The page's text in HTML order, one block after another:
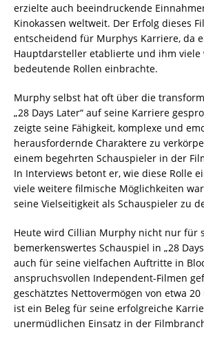
erzielte auch beeindruckende
Kinokassen weltweit. Der Erfolg dieses
entscheidend für Murphys Karriere, da
Hauptdarsteller etablierte und ihm viele
bedeutende Rollen einbrachte.
Murphy selbst hat oft über die
„28 Days Later“ auf seine Karriere
zeigte seine Fähigkeit, komplexe und
herausfordernde Charaktere zu
einem begehrten Schauspieler in der
In Interviews betont er, wie diese Rolle
viele weitere filmische Möglichkeiten
seine Vielseitigkeit als Schauspieler zu
Heute wird Cillian Murphy nicht nur für
bemerkenswertes Schauspiel in „28
auch für seine vielfachen Auftritte in
anspruchsvollen Independent-Filmen
geschätztes Nettovermögen von etwa
ist ein Beleg für seine erfolgreiche
unermüdlichen Einsatz in der